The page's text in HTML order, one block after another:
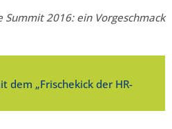
Summit 2016: ein Vorgeschmack
dem „Frischekick der HR-